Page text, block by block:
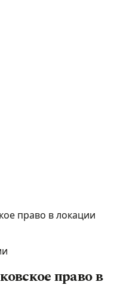
право в локации
право в